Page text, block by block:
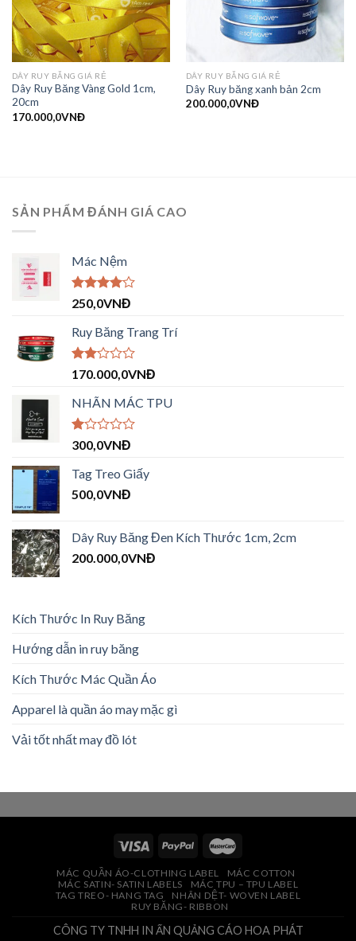
DÂY RUY BĂNG GIÁ RẺ
Dây Ruy Băng Vàng Gold 1cm,
20cm
170.000,0VNĐ
DÂY RUY BĂNG GIÁ RẺ
Dây Ruy băng xanh bản 2cm
200.000,0VNĐ
SẢN PHẨM ĐÁNH GIÁ CAO
Mác Nệm
Được
xếp hạng
4.00
5
sao
250,0VNĐ
Ruy Băng Trang Trí
Được
hạng
2.09
5
170.000,0VNĐ
NHÃN MÁC TPU
Được
hạng
1.00
5
300,0VNĐ
Tag Treo Giấy
500,0VNĐ
Dây Ruy Băng Đen Kích Thước 1cm, 2cm
200.000,0VNĐ
Kích Thước In Ruy Băng
Hướng dẫn in ruy băng
Kích Thước Mác Quần Áo
Apparel là quần áo may mặc gì
Vải tốt nhất may đồ lót
MÁC QUẦN ÁO-CLOTHING LABEL
MÁC COTTON
MÁC SATIN- SATIN LABELS
MÁC TPU – TPU LABEL
TAG TREO- HANG TAG
NHÃN DỆT- WOVEN LABEL
RUY BĂNG- RIBBON
CÔNG TY TNHH IN ẤN QUẢNG CÁO HOA PHÁT